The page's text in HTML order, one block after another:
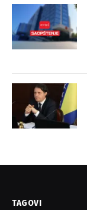
TAGOVI